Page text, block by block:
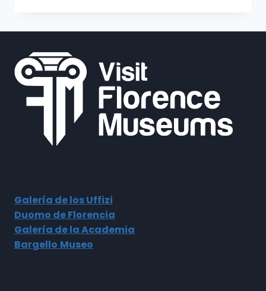
COMPRAR
ARTÍCULOS
FLORENCIA.
Galería de los Uffizi
Duomo de Florencia
Galería de la Academia
Bargello Museo